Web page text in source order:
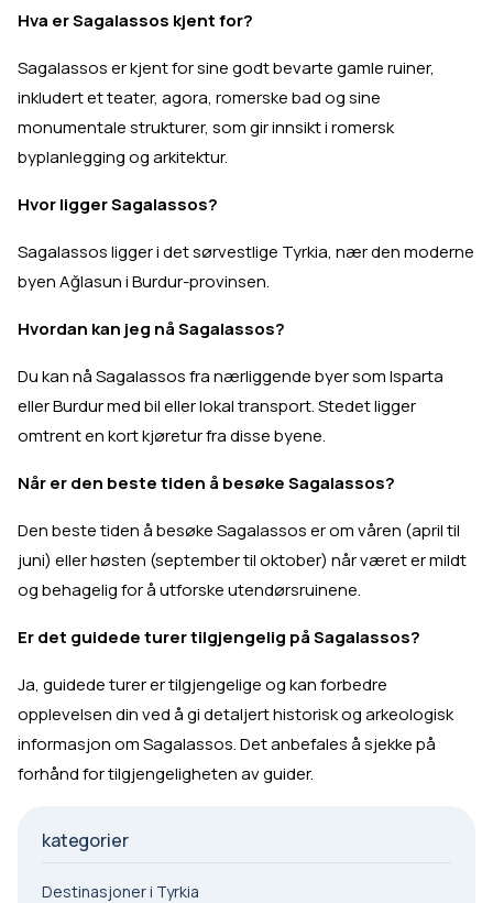
Hva er Sagalassos kjent for?
Sagalassos er kjent for sine godt bevarte gamle ruiner,
inkludert et teater, agora, romerske bad og sine
monumentale strukturer, som gir innsikt i romersk
byplanlegging og arkitektur.
Hvor ligger Sagalassos?
Sagalassos ligger i det sørvestlige Tyrkia, nær den moderne
byen Ağlasun i Burdur-provinsen.
Hvordan kan jeg nå Sagalassos?
Du kan nå Sagalassos fra nærliggende byer som Isparta
eller Burdur med bil eller lokal transport. Stedet ligger
omtrent en kort kjøretur fra disse byene.
Når er den beste tiden å besøke Sagalassos?
Den beste tiden å besøke Sagalassos er om våren (april til
juni) eller høsten (september til oktober) når været er mildt
og behagelig for å utforske utendørsruinene.
Er det guidede turer tilgjengelig på Sagalassos?
Ja, guidede turer er tilgjengelige og kan forbedre
opplevelsen din ved å gi detaljert historisk og arkeologisk
informasjon om Sagalassos. Det anbefales å sjekke på
forhånd for tilgjengeligheten av guider.
kategorier
Destinasjoner i Tyrkia